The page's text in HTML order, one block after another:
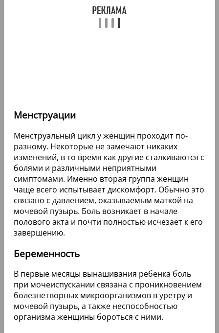
Менструации
Менструальный цикл у женщин проходит по-
разному. Некоторые не замечают никаких
изменений, в то время как другие сталкиваются с
болями и различными неприятными
симптомами. Именно вторая группа женщин
чаще всего испытывает дискомфорт. Обычно это
связано с давлением, оказываемым маткой на
мочевой пузырь. Боль возникает в начале
полового акта и почти полностью исчезает к его
завершению.
Беременность
В первые месяцы вынашивания ребенка боль
при мочеиспускании связана с проникновением
болезнетворных микроорганизмов в уретру и
мочевой пузырь, а также неспособностью
организма женщины бороться с ними.